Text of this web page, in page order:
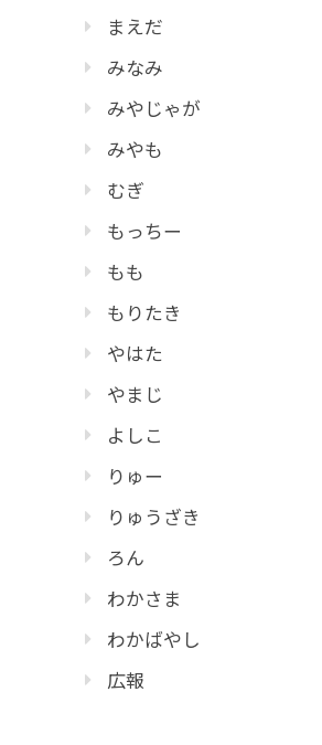
まえだ
みなみ
みやじゃが
みやも
むぎ
もっちー
もも
もりたき
やはた
やまじ
よしこ
りゅー
りゅうざき
ろん
わかさま
わかばやし
広報